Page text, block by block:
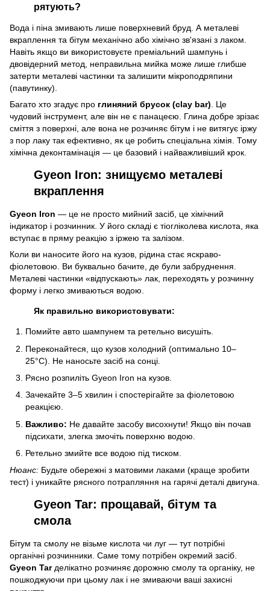
рятують?
Вода і піна змивають лише поверхневий бруд. А металеві
вкраплення та бітум механічно або хімічно зв'язані з лаком.
Навіть якщо ви використовуєте преміальний шампунь і
двовідерний метод, неправильна мийка може лише глибше
затерти металеві частинки та залишити мікроподряпини
(павутинку).
Багато хто згадує про глиняний брусок (clay bar) . Це
чудовий інструмент, але він не є панацеєю. Глина добре зрізає
сміття з поверхні, але вона не розчиняє бітум і не витягує іржу
з пор лаку так ефективно, як це робить спеціальна хімія. Тому
хімічна деконтамінація — це базовий і найважливіший крок.
Gyeon Iron: знищуємо металеві
вкраплення
Gyeon Iron — це не просто мийний засіб, це хімічний
індикатор і розчинник. У його складі є тіогліколева кислота, яка
вступає в пряму реакцію з іржею та залізом.
Коли ви наносите його на кузов, рідина стає яскраво-
фіолетовою. Ви буквально бачите, де були забруднення.
Металеві частинки «відпускають» лак, переходять у розчинну
форму і легко змиваються водою.
Як правильно використовувати:
Помийте авто шампунем та ретельно висушіть.
Переконайтеся, що кузов холодний (оптимально 10–
25°C). Не наносьте засіб на сонці.
Рясно розпиліть Gyeon Iron на кузов.
Зачекайте 3–5 хвилин і спостерігайте за фіолетовою
реакцією.
Важливо: Не давайте засобу висохнути! Якщо він почав
підсихати, злегка змочіть поверхню водою.
Ретельно змийте все водою під тиском.
Нюанс: Будьте обережні з матовими лаками (краще зробити
тест) і уникайте рясного потрапляння на гарячі деталі двигуна.
Gyeon Tar: прощавай, бітум та
смола
Бітум та смолу не візьме кислота чи луг — тут потрібні
органічні розчинники. Саме тому потрібен окремий засіб.
Gyeon Tarделікатно розчиняє дорожню смолу та органіку, не
пошкоджуючи при цьому лак і не змиваючи ваші захисні